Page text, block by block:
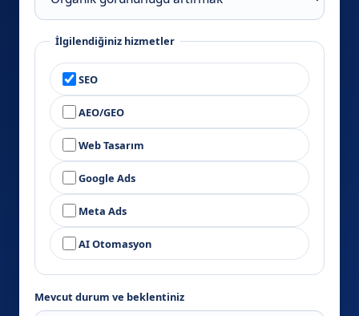
İlgilendiğiniz hizmetler
SEO
AEO/GEO
Web Tasarım
Google Ads
Meta Ads
AI Otomasyon
Mevcut durum ve beklentiniz